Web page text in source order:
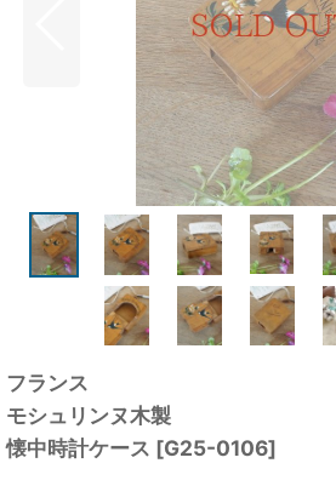
フランス
モシュリンヌ木製
懐中時計ケース [G25-0106]